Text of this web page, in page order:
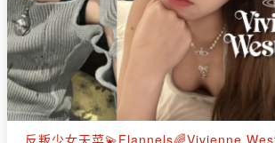
反叛少女天菜💫Flannels🌈Vivienne